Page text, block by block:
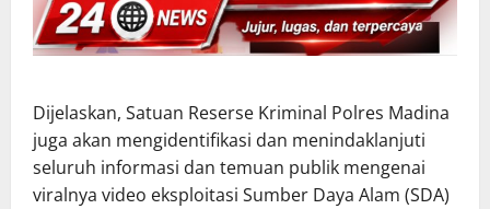
Dijelaskan, Satuan Reserse Kriminal Polres Madina
juga akan mengidentifikasi dan menindaklanjuti
seluruh informasi dan temuan publik mengenai
viralnya video eksploitasi Sumber Daya Alam (SDA)